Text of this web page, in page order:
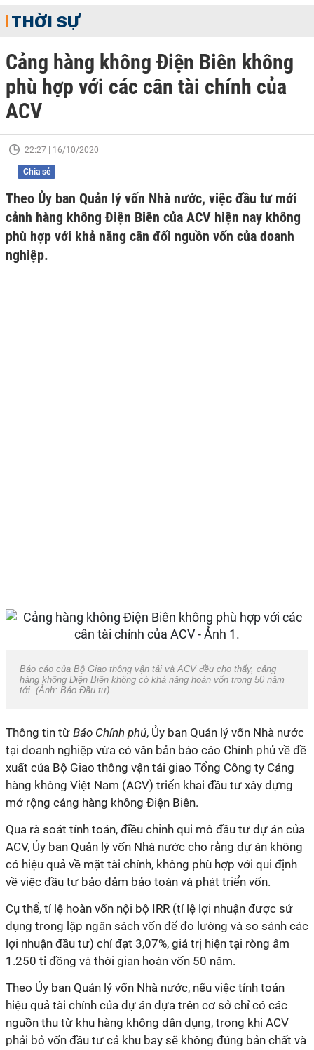
THỜI SỰ
Cảng hàng không Điện Biên không
phù hợp với các cân tài chính của
ACV
22:27 | 16/10/2020
Chia sẻ
Theo Ủy ban Quản lý vốn Nhà nước, việc đầu tư mới
cảnh hàng không Điện Biên của ACV hiện nay không
phù hợp với khả năng cân đối nguồn vốn của doanh
nghiệp.
Báo cáo của Bộ Giao thông vận tải và ACV đều cho thấy, cảng
hàng không Điện Biên không có khả năng hoàn vốn trong 50 năm
tới. (Ảnh: Báo Đầu tư)
Thông tin từ Báo Chính phủ, Ủy ban Quản lý vốn Nhà nước
tại doanh nghiệp vừa có văn bản báo cáo Chính phủ về đề
xuất của Bộ Giao thông vận tải giao Tổng Công ty Cảng
hàng không Việt Nam (ACV) triển khai đầu tư xây dựng
mở rộng cảng hàng không Điện Biên.
Qua rà soát tính toán, điều chỉnh qui mô đầu tư dự án của
ACV, Ủy ban Quản lý vốn Nhà nước cho rằng dự án không
có hiệu quả về mặt tài chính, không phù hợp với qui định
về việc đầu tư bảo đảm bảo toàn và phát triển vốn.
Cụ thể, tỉ lệ hoàn vốn nội bộ IRR (tỉ lệ lợi nhuận được sử
dụng trong lập ngân sách vốn để đo lường và so sánh các
lợi nhuận đầu tư) chỉ đạt 3,07%, giá trị hiện tại ròng âm
1.250 tỉ đồng và thời gian hoàn vốn 50 năm.
Theo Ủy ban Quản lý vốn Nhà nước, nếu việc tính toán
hiệu quả tài chính của dự án dựa trên cơ sở chỉ có các
nguồn thu từ khu hàng không dân dụng, trong khi ACV
phải bỏ vốn đầu tư cả khu bay sẽ không đúng bản chất và